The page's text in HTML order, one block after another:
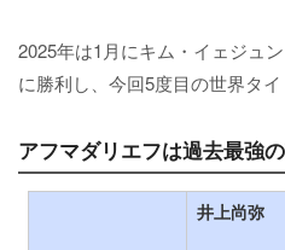
2025年は1月にキム・イェジュ
に勝利し、今回5度目の世界タイ
アフマダリエフは過去最強
井上尚弥